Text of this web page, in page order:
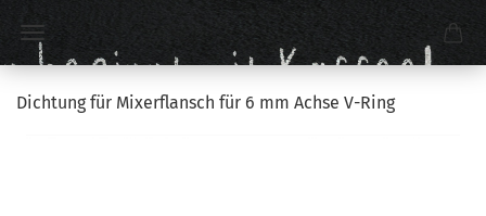
Dichtung für Mixerflansch für 6 mm Achse V-Ring